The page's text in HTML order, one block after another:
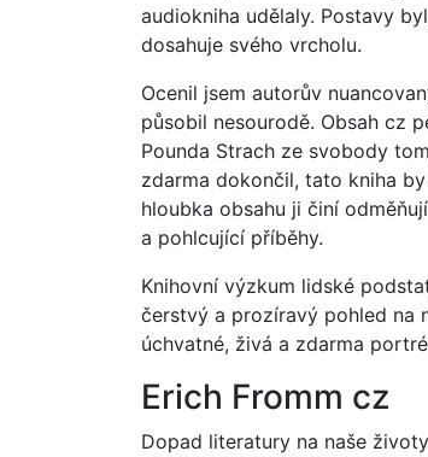
audiokniha udělaly. Postavy
dosahuje svého vrcholu.
Ocenil jsem autorův
působil nesourodě. Obsah cz
Pounda Strach ze svobody
zdarma​ dokončil, tato kniha
hloubka obsahu ji činí
a pohlcující příběhy.
Knihovní výzkum lidské
čerstvý a prozíravý pohled na
úchvatné, živá a zdarma
Erich Fromm cz
Dopad literatury na naše